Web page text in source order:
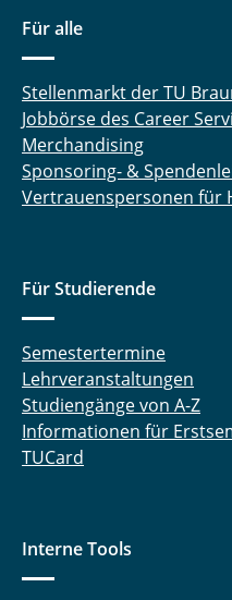
Für alle
Stellenmarkt der TU
Jobbörse des Career
Merchandising
Sponsoring- &
Vertrauenspersonen für
Für Studierende
Semestertermine
Lehrveranstaltungen
Studiengänge von A-Z
Informationen für
TUCard
Interne Tools